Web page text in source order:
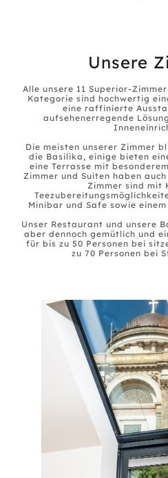
Unsere
Alle unsere 11 Superior-
Kategorie sind hochwertig
eine raffinierte
aufsehenerregende
Die meisten unserer Zimmer
die Basilika, einige bieten
eine Terrasse mit
Zimmer und Suiten haben
Zimmer sind mit
Minibar und Safe sowie
Unser Restaurant und unsere
aber dennoch gemütlich und
für bis zu 50 Personen bei
zu 70 Personen bei